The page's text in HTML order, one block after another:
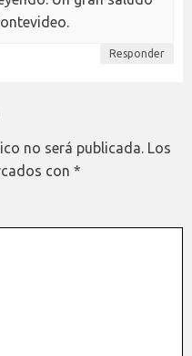
Responder
no será publicada. Los
con *